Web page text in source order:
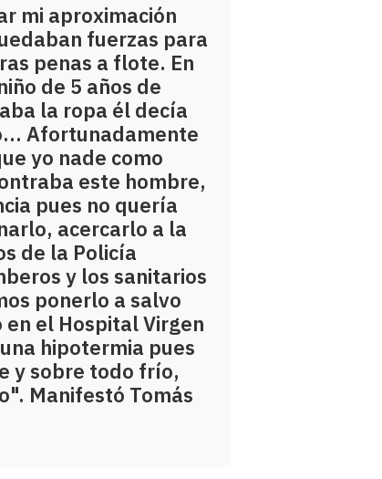
mi aproximación
fuerzas para
penas a flote. En
de 5 años de
la ropa él decía
Afortunadamente
yo nade como
este hombre,
pues no quería
acercarlo a la
de la Policía
y los sanitarios
ponerlo a salvo
el Hospital Virgen
hipotermia pues
y sobre todo frío,
Manifestó Tomás